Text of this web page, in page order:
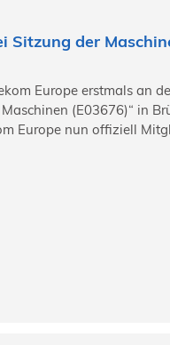
Sitzung der
Europe erstmals an
Maschinen (E03676)“ in
Europe nun offiziell